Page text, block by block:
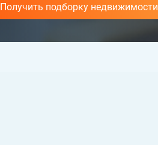
Получить подборку недвижимости